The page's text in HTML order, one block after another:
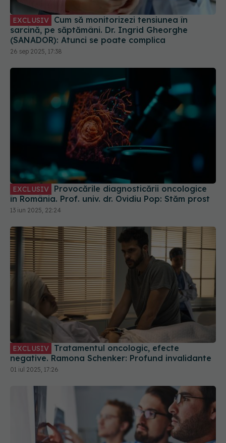
26 sep 2025, 17:38
în România. Prof. univ. dr. Ovidiu Pop: Stăm prost
13 iun 2025, 22:24
EXCLUSIV
negative. Ramona Schenker: Profund invalidante
01 iul 2025, 17:26